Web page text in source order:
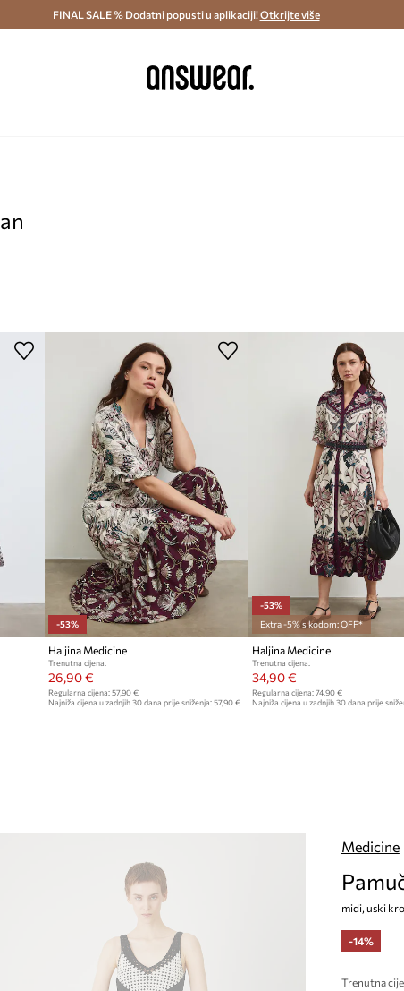
i povrat (od 70€) > Dostava u roku 48 sati >
FINAL SALE % Dodatni popusti u aplikaciji!Otkrijte više
-53%
Haljina Medicine
Trenutna cijena:
26,90 €
Regularna cijena: 57,90 €
Najniža cijena u zadnjih 30 dana prije sniženja: 57,90 €
-53%
Extra -5% s kodom: OFF*
Haljina Medicine
Trenutna cijena:
34,90 €
Regularna cijena: 74,90 €
Najniža cijena u zadnjih 30 dana prije
Medicine
midi, uski
-14%
Trenutna